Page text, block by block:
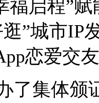
福启程”
”城市IP
恋爱交
了集体颁